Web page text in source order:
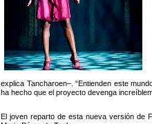
explica Tancharoen–. “Entienden este
ha hecho que el proyecto devenga
El joven reparto de esta nueva versión de